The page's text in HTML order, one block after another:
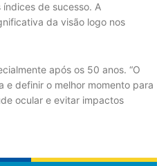
de sucesso. A
da visão logo nos
após os 50 anos. “O
definir o melhor momento para
ocular e evitar impactos